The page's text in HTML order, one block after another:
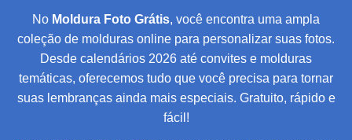
No Moldura Foto Grátis, você encontra uma ampla
coleção de molduras online para personalizar suas fotos.
Desde calendários 2026 até convites e molduras
temáticas, oferecemos tudo que você precisa para tornar
suas lembranças ainda mais especiais. Gratuito, rápido e
fácil!